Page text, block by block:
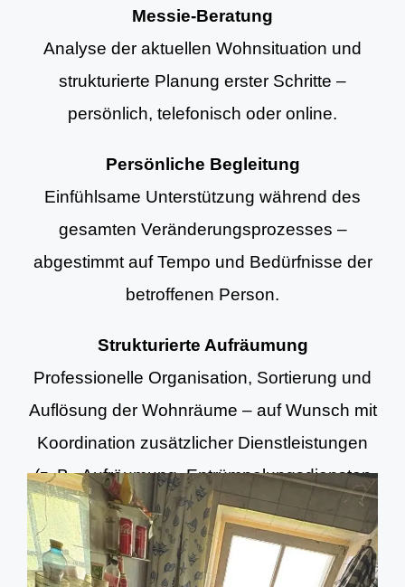
Messie-Beratung
Analyse der aktuellen Wohnsituation und
strukturierte Planung erster Schritte –
persönlich, telefonisch oder online.
Persönliche Begleitung
Einfühlsame Unterstützung während des
gesamten Veränderungsprozesses –
abgestimmt auf Tempo und Bedürfnisse der
betroffenen Person.
Strukturierte Aufräumung
Professionelle Organisation, Sortierung und
Auflösung der Wohnräume – auf Wunsch mit
Koordination zusätzlicher Dienstleistungen
(z. B. Aufräumung, Entrümpelungsdiensten
und Grundreinigung).